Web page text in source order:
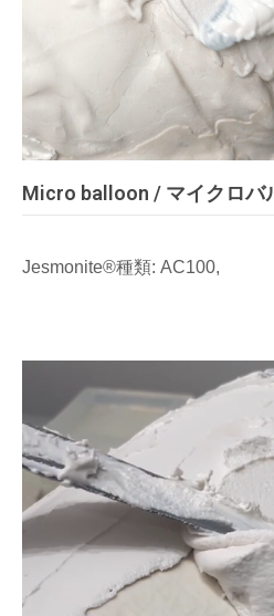
Micro balloon / マイクロバ
Jesmonite®種類: AC100,